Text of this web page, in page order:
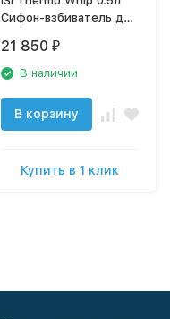
Сифон-взбиватель для
- термос, iSi180140
21 850 ₽
В наличии
В корзину
Купить в 1 клик